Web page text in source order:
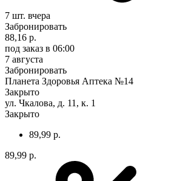
7 шт. вчера
Забронировать
88,16 р.
под заказ в 06:00
7 августа
Забронировать
Планета Здоровья Аптека №14
Закрыто
ул. Чкалова, д. 11, к. 1
Закрыто
89,99 р.
89,99 р.